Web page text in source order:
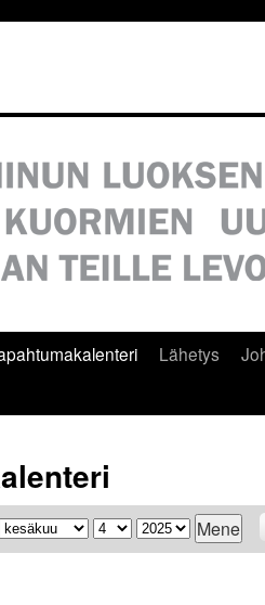
Lähetys
Kuukausi PäiväVuosi